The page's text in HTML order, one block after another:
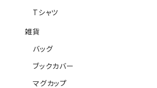
Tシャツ
雑貨
バッグ
ブックカバー
マグカップ